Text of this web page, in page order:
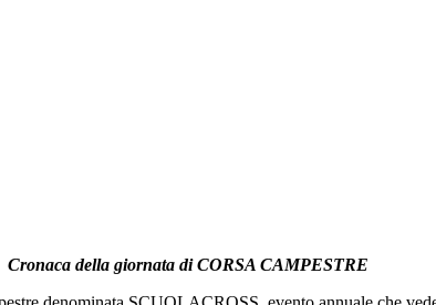
Cronaca della giornata di CORSA CAMPESTRE